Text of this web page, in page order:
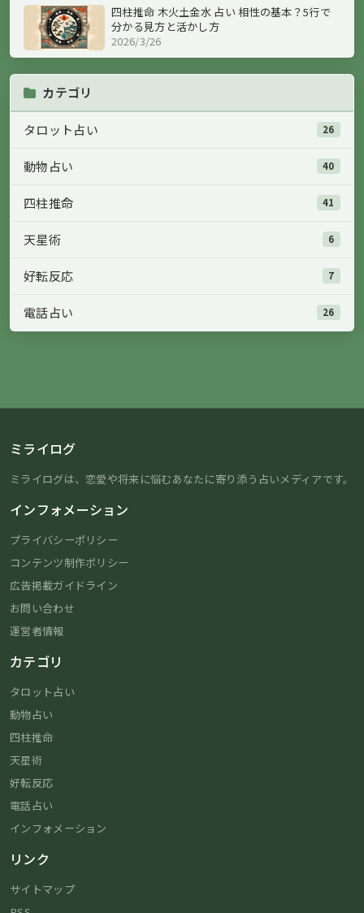
四柱推命 木火土金水 占い 相性の基本？5行で
分かる見方と活かし方
2026/3/26
カテゴリ
タロット占い 26
動物占い 40
四柱推命 41
天星術 6
好転反応 7
電話占い 26
ミライログ
ミライログは、恋愛や将来に悩むあなたに寄り添う占いメディアです。
インフォメーション
プライバシーポリシー
コンテンツ制作ポリシー
広告掲載ガイドライン
お問い合わせ
運営者情報
カテゴリ
タロット占い
動物占い
四柱推命
天星術
好転反応
電話占い
インフォメーション
リンク
サイトマップ